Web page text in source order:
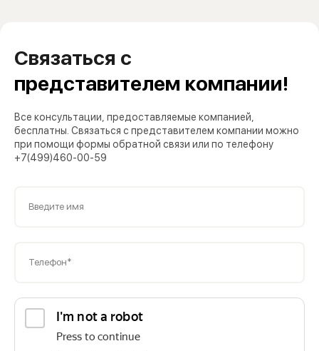
Связаться с
представителем компании!
Все консультации, предоставляемые компанией,
бесплатны. Связаться с представителем компании можно
при помощи формы обратной связи или по телефону
+7(499)460-00-59
Введите имя
Телефон*